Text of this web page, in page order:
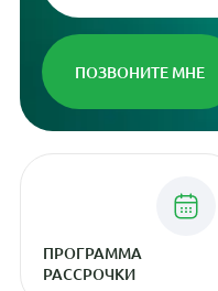
ПРОГРАММА
РАССРОЧКИ